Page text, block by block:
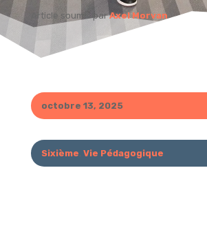
Article soumis parAxel Morvan
octobre 13, 2025
Sixième, Vie Pédagogique